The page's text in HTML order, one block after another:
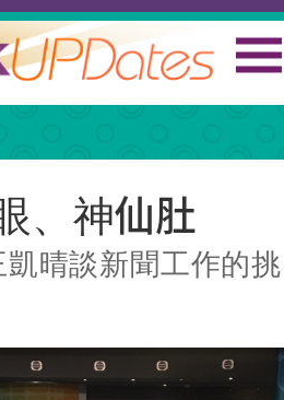
|
物窺人
AI：人算不如
機算？
共賞 字裏科技
、神仙肚
晴談新聞工作的挑